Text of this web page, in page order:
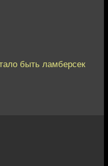
быть ламберсек